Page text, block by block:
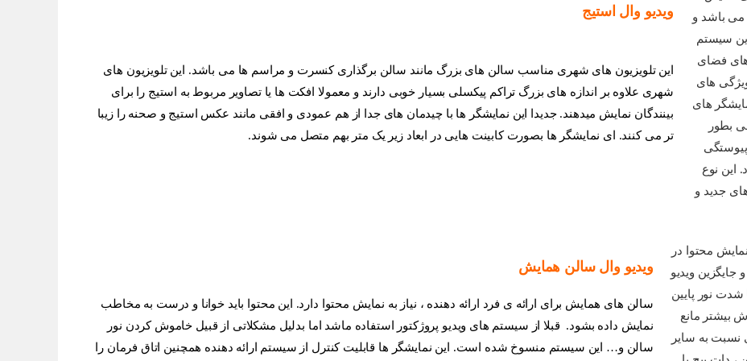
استیج
های شهری مناسب سالن های بزرگ مانند سالن برگذاری کنسرت و مراسم ها می باشد. این تلویزیون های
بر اندازه های بزرگ تراکم پیکسلی بسیار خوبی دارند و معمولا افکت ها یا تصاویر مربوط به استیج را برای
نمایش میدهند. جدیدا این نمایشگر ها با چیدمان های جدا از هم عمودی و افقی مانند عکس استیج و صحنه را زیبا
ای نمایشگر ها بصورت کابینت هایی در ابعاد زیر یک متر بهم متصل می شوند.
وال سالن همایش
های همایش برای ارائه ی فرد ارائه دهنده ، نیاز به نمایش محتوا دارد. این محتوا باید خوانا و درست به مخاطب
داده بشود. قبلا از سیستم های ویدیو پروژکتور استفاده ماشد اما بدلیل مشکلاتی از قبیل خاموش کردن نور
و… این سیستم منسوخ شده است. این نمایشگر ها قابلیت کنترل از سیستم ارائه دهنده همچنین اتاق فرمان را